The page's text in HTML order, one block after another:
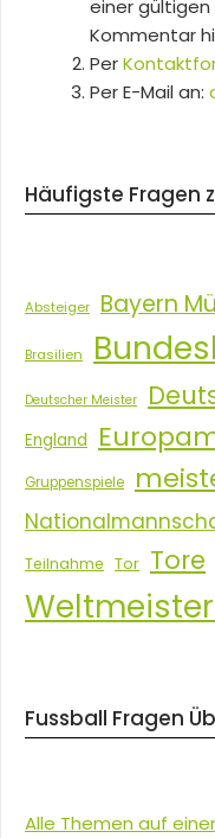
einer gültigen
Kommentar
Per
Per E-Mail an:
Häufigste Fragen
Absteiger Bayern
Brasilien
Deutscher Meister
England
Gruppenspiele
Teilnahme Tor Tore
Fussball Fragen
Alle Themen auf